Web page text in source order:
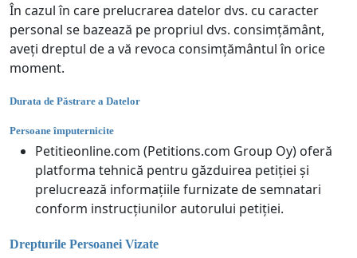
În cazul în care prelucrarea datelor dvs. cu caracter
personal se bazează pe propriul dvs. consimțământ,
aveți dreptul de a vă revoca consimțământul în orice
moment.
Durata de Păstrare a Datelor
Persoane împuternicite
Petitieonline.com (Petitions.com Group Oy) oferă
platforma tehnică pentru găzduirea petiției și
prelucrează informațiile furnizate de semnatari
conform instrucțiunilor autorului petiției.
Drepturile Persoanei Vizate